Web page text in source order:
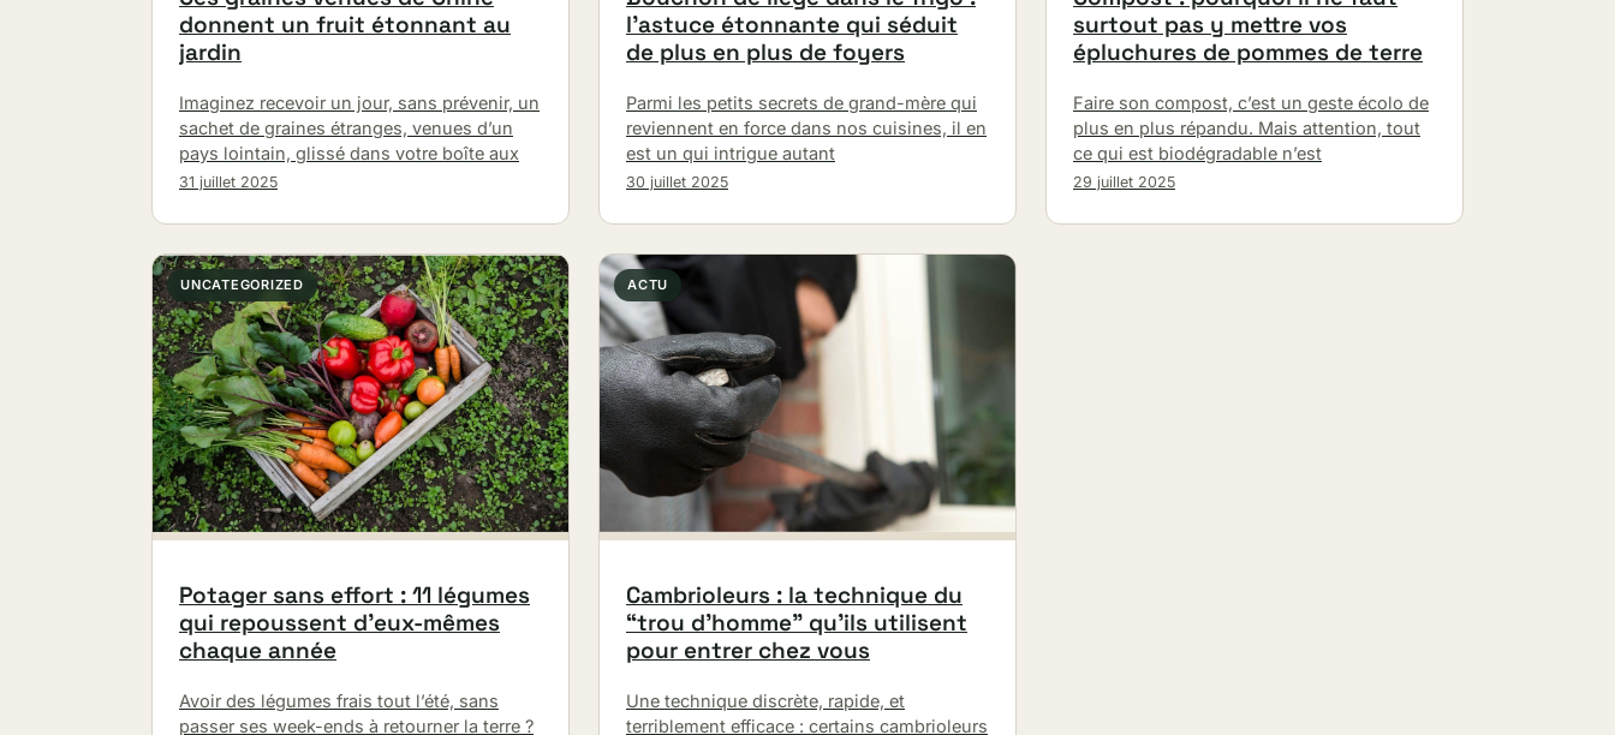
donnent un fruit étonnant au
jardin
31 juillet 2025
Imaginez recevoir un jour, sans prévenir, un
sachet de graines étranges, venues d’un
pays lointain, glissé dans votre boîte aux
l’astuce étonnante qui séduit
de plus en plus de foyers
30 juillet 2025
Parmi les petits secrets de grand-mère qui
reviennent en force dans nos cuisines, il en
est un qui intrigue autant
surtout pas y mettre vos
épluchures de pommes de terre
29 juillet 2025
Faire son compost, c’est un geste écolo de
plus en plus répandu. Mais attention, tout
ce qui est biodégradable n’est
UNCATEGORIZED
Potager sans effort : 11 légumes
qui repoussent d’eux-mêmes
chaque année
Avoir des légumes frais tout l’été, sans
passer ses week-ends à retourner la terre ?
ACTU
Cambrioleurs : la technique du
“trou d’homme” qu’ils utilisent
pour entrer chez vous
Une technique discrète, rapide, et
terriblement efficace : certains cambrioleurs